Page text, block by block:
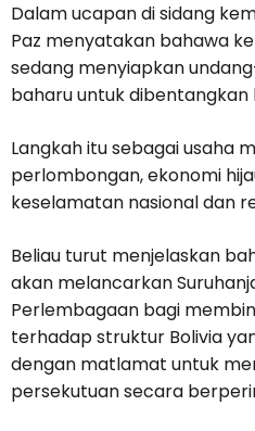
Dalam ucapan di sidang
Paz menyatakan bahawa
sedang menyiapkan
baharu untuk dibentangkan
Langkah itu sebagai usaha
perlombongan, ekonomi
keselamatan nasional dan
Beliau turut menjelaskan
akan melancarkan
Perlembagaan bagi
terhadap struktur Bolivia
dengan matlamat untuk
persekutuan secara